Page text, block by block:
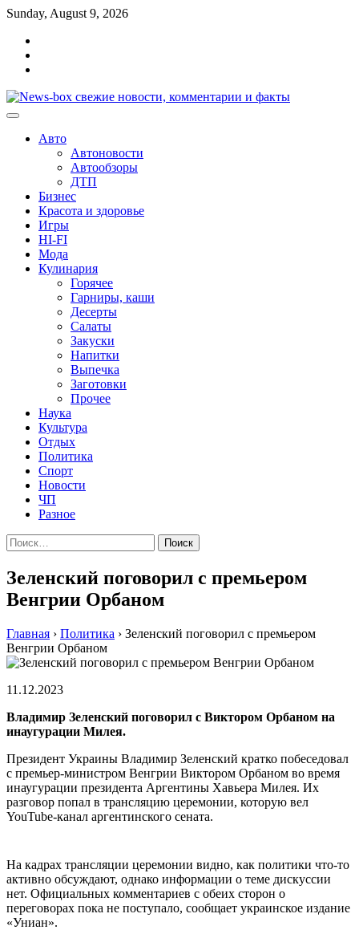
Перейти
содержимому
Sunday, August 9, 2026
Авто
Автоновости
Автообзоры
ДТП
Бизнес
Красота и здоровье
Игры
HI-FI
Мода
Кулинария
Горячее
Гарниры, каши
Десерты
Салаты
Закуски
Напитки
Выпечка
Заготовки
Прочее
Наука
Культура
Отдых
Политика
Спорт
Новости
ЧП
Разное
Найти:
Зеленский поговорил с премьером
Венгрии Орбаном
Главная › Политика › Зеленский поговорил с премьером
Венгрии Орбаном
11.12.2023
Владимир Зеленский поговорил с Виктором Орбаном на
инаугурации Милея.
Президент Украины Владимир Зеленский кратко побеседовал
с премьер-министром Венгрии Виктором Орбаном во время
инаугурации президента Аргентины Хавьера Милея. Их
разговор попал в трансляцию церемонии, которую вел
YouTube-канал аргентинского сената.
На кадрах трансляции церемонии видно, как политики что-то
активно обсуждают, однако информации о теме дискуссии
нет. Официальных комментариев с обеих сторон о
переговорах пока не поступало, сообщает украинское издание
«Униан».